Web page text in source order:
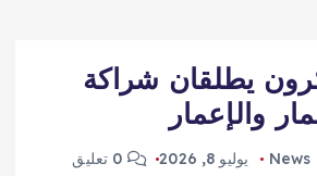
يطلقان شراكة
والإعمار
News يوليو 8, 2026